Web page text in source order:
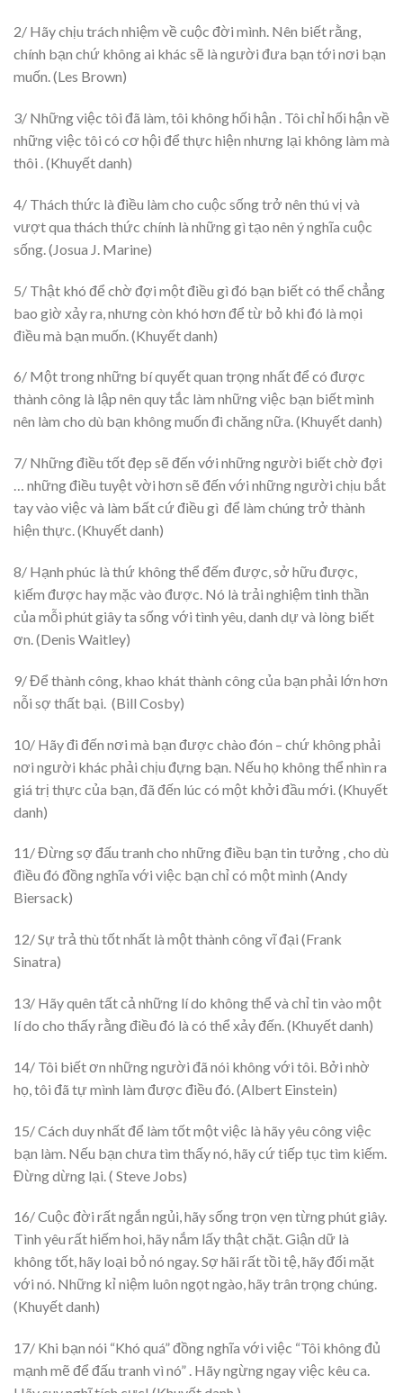
2/ Hãy chịu trách nhiệm về cuộc đời mình. Nên biết rằng,
chính bạn chứ không ai khác sẽ là người đưa bạn tới nơi bạn
muốn. (Les Brown)
3/ Những việc tôi đã làm, tôi không hối hận . Tôi chỉ hối hận về
những việc tôi có cơ hội để thực hiện nhưng lại không làm mà
thôi . (Khuyết danh)
4/ Thách thức là điều làm cho cuộc sống trở nên thú vị và
vượt qua thách thức chính là những gì tạo nên ý nghĩa cuộc
sống. (Josua J. Marine)
5/ Thật khó để chờ đợi một điều gì đó bạn biết có thể chẳng
bao giờ xảy ra, nhưng còn khó hơn để từ bỏ khi đó là mọi
điều mà bạn muốn. (Khuyết danh)
6/ Một trong những bí quyết quan trọng nhất để có được
thành công là lập nên quy tắc làm những việc bạn biết mình
nên làm cho dù bạn không muốn đi chăng nữa. (Khuyết danh)
7/ Những điều tốt đẹp sẽ đến với những người biết chờ đợi
… những điều tuyệt vời hơn sẽ đến với những người chịu bắt
tay vào việc và làm bất cứ điều gì để làm chúng trở thành
hiện thực. (Khuyết danh)
8/ Hạnh phúc là thứ không thể đếm được, sở hữu được,
kiếm được hay mặc vào được. Nó là trải nghiệm tinh thần
của mỗi phút giây ta sống với tình yêu, danh dự và lòng biết
ơn. (Denis Waitley)
9/ Để thành công, khao khát thành công của bạn phải lớn hơn
nỗi sợ thất bại. (Bill Cosby)
10/ Hãy đi đến nơi mà bạn được chào đón – chứ không phải
nơi người khác phải chịu đựng bạn. Nếu họ không thể nhìn ra
giá trị thực của bạn, đã đến lúc có một khởi đầu mới. (Khuyết
danh)
11/ Đừng sợ đấu tranh cho những điều bạn tin tưởng , cho dù
điều đó đồng nghĩa với việc bạn chỉ có một mình (Andy
Biersack)
12/ Sự trả thù tốt nhất là một thành công vĩ đại (Frank
Sinatra)
13/ Hãy quên tất cả những lí do không thể và chỉ tin vào một
lí do cho thấy rằng điều đó là có thể xảy đến. (Khuyết danh)
14/ Tôi biết ơn những người đã nói không với tôi. Bởi nhờ
họ, tôi đã tự mình làm được điều đó. (Albert Einstein)
15/ Cách duy nhất để làm tốt một việc là hãy yêu công việc
bạn làm. Nếu bạn chưa tìm thấy nó, hãy cứ tiếp tục tìm kiếm.
Đừng dừng lại. ( Steve Jobs)
16/ Cuộc đời rất ngắn ngủi, hãy sống trọn vẹn từng phút giây.
Tình yêu rất hiếm hoi, hãy nắm lấy thật chặt. Giận dữ là
không tốt, hãy loại bỏ nó ngay. Sợ hãi rất tồi tệ, hãy đối mặt
với nó. Những kỉ niệm luôn ngọt ngào, hãy trân trọng chúng.
(Khuyết danh)
17/ Khi bạn nói “Khó quá” đồng nghĩa với việc “Tôi không đủ
mạnh mẽ để đấu tranh vì nó” . Hãy ngừng ngay việc kêu ca.